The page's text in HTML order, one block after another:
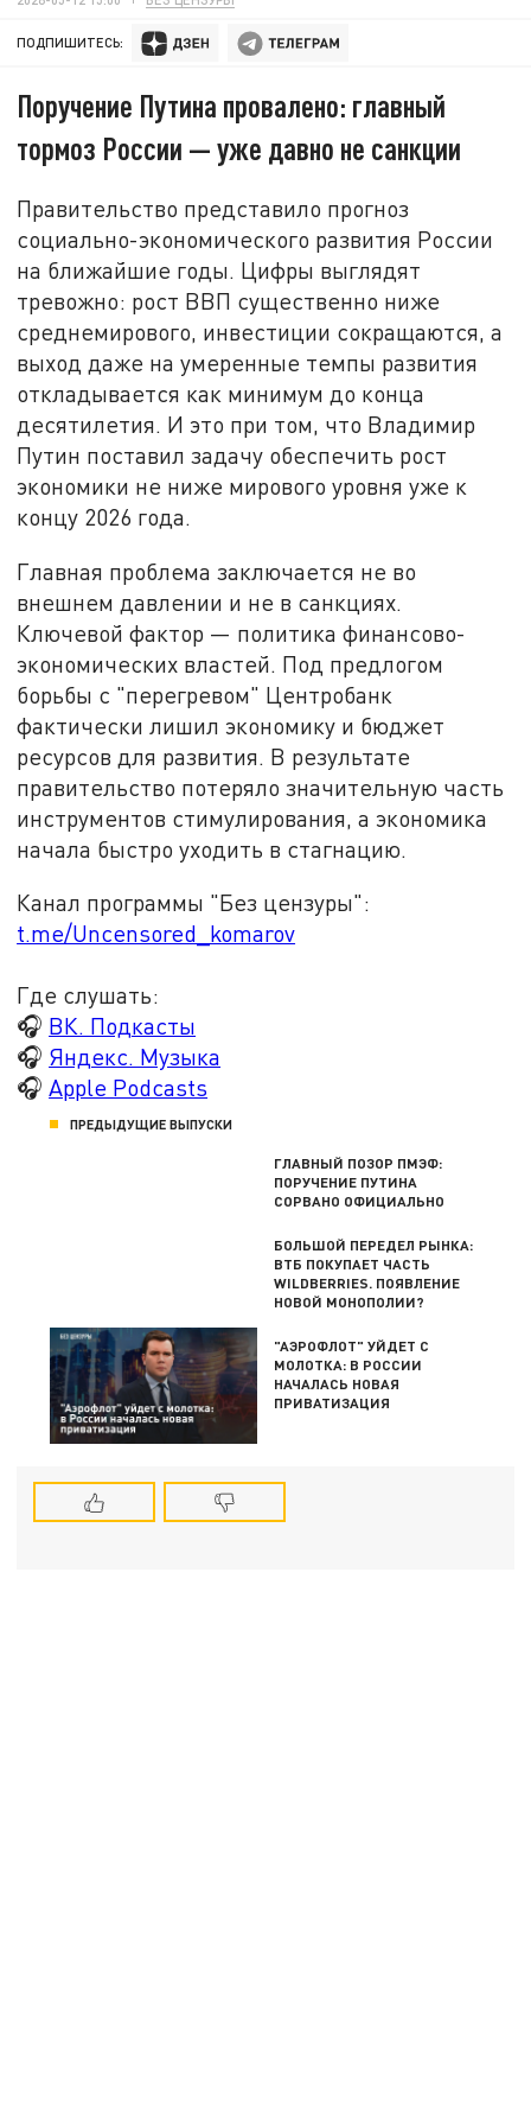
ПОДПИШИТЕСЬ:
Поручение Путина провалено: главный
тормоз России — уже давно не санкции
Правительство представило прогноз
социально-экономического развития России
на ближайшие годы. Цифры выглядят
тревожно: рост ВВП существенно ниже
среднемирового, инвестиции сокращаются, а
выход даже на умеренные темпы развития
откладывается как минимум до конца
десятилетия. И это при том, что Владимир
Путин поставил задачу обеспечить рост
экономики не ниже мирового уровня уже к
концу 2026 года.
Главная проблема заключается не во
внешнем давлении и не в санкциях.
Ключевой фактор — политика финансово-
экономических властей. Под предлогом
борьбы с "перегревом" Центробанк
фактически лишил экономику и бюджет
ресурсов для развития. В результате
правительство потеряло значительную часть
инструментов стимулирования, а экономика
начала быстро уходить в стагнацию.
Канал программы "Без цензуры":
t.me/Uncensored_komarov
Где слушать:
🎧 ВК. Подкасты
🎧 Яндекс. Музыка
🎧Apple Podcasts
ПРЕДЫДУЩИЕ ВЫПУСКИ
ГЛАВНЫЙ ПОЗОР ПМЭФ:
ПОРУЧЕНИЕ ПУТИНА
СОРВАНО ОФИЦИАЛЬНО
БОЛЬШОЙ ПЕРЕДЕЛ РЫНКА:
ВТБ ПОКУПАЕТ ЧАСТЬ
WILDBERRIES. ПОЯВЛЕНИЕ
НОВОЙ МОНОПОЛИИ?
"АЭРОФЛОТ" УЙДЕТ С
МОЛОТКА: В РОССИИ
НАЧАЛАСЬ НОВАЯ
ПРИВАТИЗАЦИЯ